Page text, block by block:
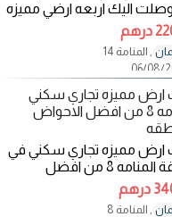
اليك اربعه ارضي مميزه
, المنامة 14
ارض مميزه تجاري سكني
بالمنامه 8 من افضل الاحواض
ارض مميزه تجاري سكني في
منطقة المنامه 8 من افضل
بالمنطقه والسعر للمتازه
تملك
, المنامة 8